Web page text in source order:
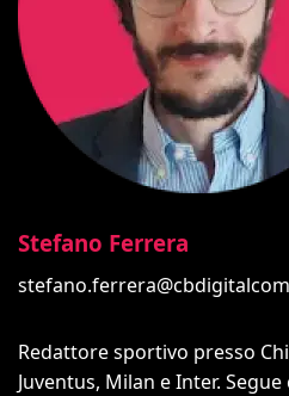
Stefano Ferrera
Redattore sportivo presso
Juventus, Milan e Inter.